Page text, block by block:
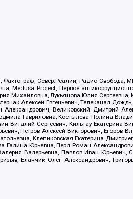
Север.Реалии, Радио Свобода,
Medusa Project, Первое
Лукьянова Юлия Сергеевна,
Алексей Евгеньевич, Телеканал
Великовский Дмитрий
Гавриловна, Костылева Полина
Сергеевич, Кильтау Екатерина
Петров Алексей Викторович, Егоров
Клепиковская Екатерина
Галина Юрьевна, Перл Роман
Валерьевна, Павлов Иван Юрьевич,
Еланчик Олег Александрович,